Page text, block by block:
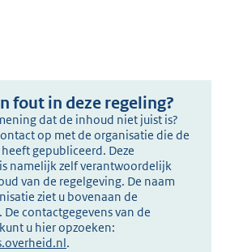
fout in deze regeling?
dat de inhoud niet juist is?
op met de organisatie die de
gepubliceerd. Deze
namelijk zelf verantwoordelijk
van de regelgeving. De naam
ziet u bovenaan de
De contactgegevens van de
u hier opzoeken:
.